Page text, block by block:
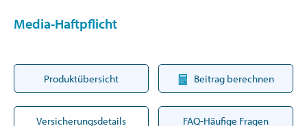
Media-Haftpflicht
Produktübersicht Beitrag berechnen
Versicherungsdetails FAQ-Häufige Fragen